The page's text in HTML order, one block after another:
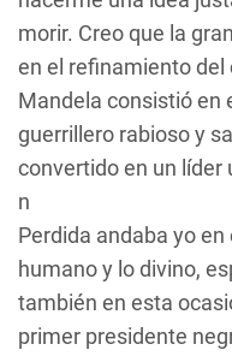
morir. Creo que la
en el refinamiento del
Mandela consistió en
guerrillero rabioso y
convertido en un líder
n
Perdida andaba yo
humano y lo divino,
también en esta
primer presidente